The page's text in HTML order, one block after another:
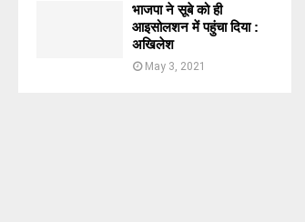
भाजपा ने सूबे को ही
आइसोलशन में पहुंचा दिया :
अखिलेश
May 3, 2021